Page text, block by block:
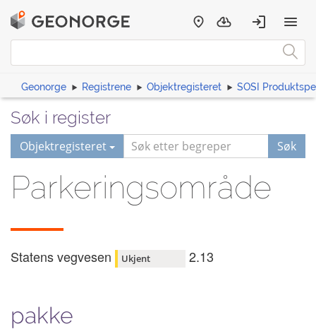
Geonorge Registrene Objektregisteret SOSI
Søk i register
Objektregisteret Søk
Parkeringsområde
Statens vegvesen Ukjent 2.13
pakke